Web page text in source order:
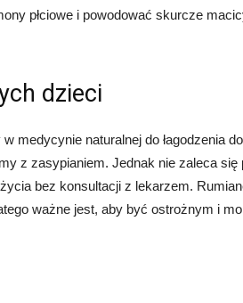
płciowe i powodować skurcze
dzieci
medycynie naturalnej do łagodzenia
z zasypianiem. Jednak nie zaleca się
bez konsultacji z lekarzem.
ważne jest, aby być ostrożnym i